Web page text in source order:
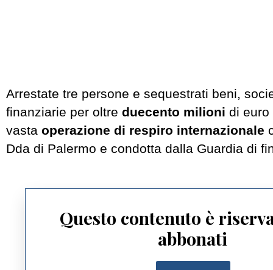
Arrestate tre persone e sequestrati beni,
finanziarie per oltre duecento milioni di euro
vasta operazione di respiro internazionale
Dda di Palermo e condotta dalla Guardia di
Questo contenuto è
abbonati